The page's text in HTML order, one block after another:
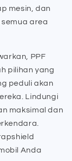
mesin, dan
area
PPF
pilihan yang
peduli akan
Lindungi
maksimal dan
Anda